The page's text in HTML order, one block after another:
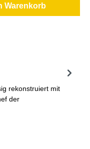
Warenkorb
rekonstruiert mit
der